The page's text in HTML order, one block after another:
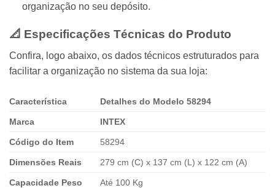
organização no seu depósito.
📐 Especificações Técnicas do Produto
Confira, logo abaixo, os dados técnicos estruturados para
facilitar a organização no sistema da sua loja:
Característica Detalhes do Modelo 58294
Marca INTEX
Código do Item 58294
Dimensões Reais 279 cm (C) x 137 cm (L) x 122 cm (A)
Capacidade Peso Até 100 Kg